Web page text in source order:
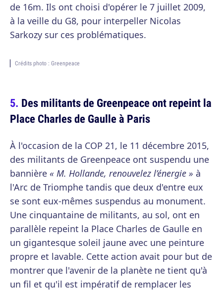
de 16m. Ils ont choisi d'opérer le 7 juillet 2009,
à la veille du G8, pour interpeller Nicolas
Sarkozy sur ces problématiques.
Crédits photo : Greenpeace
Des militants de Greenpeace ont repeint la
Place Charles de Gaulle à Paris
À l'occasion de la COP 21, le 11 décembre 2015,
des militants de Greenpeace ont suspendu une
bannière « M. Hollande, renouvelez l’énergie » à
l'Arc de Triomphe tandis que deux d'entre eux
se sont eux-mêmes suspendus au monument.
Une cinquantaine de militants, au sol, ont en
parallèle repeint la Place Charles de Gaulle en
un gigantesque soleil jaune avec une peinture
propre et lavable. Cette action avait pour but de
montrer que l'avenir de la planète ne tient qu'à
un fil et qu'il est impératif de remplacer les